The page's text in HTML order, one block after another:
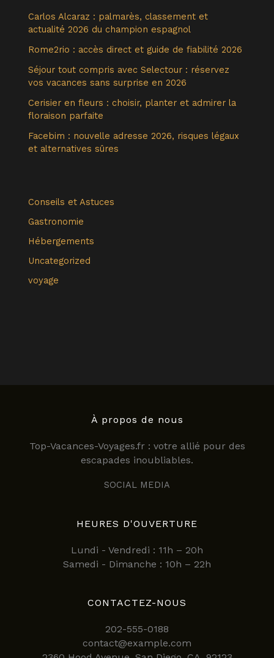
Carlos Alcaraz : palmarès, classement et
actualité 2026 du champion espagnol
Rome2rio : accès direct et guide de fiabilité 2026
Séjour tout compris avec Selectour : réservez
vos vacances sans surprise en 2026
Cerisier en fleurs : choisir, planter et admirer la
floraison parfaite
Facebim : nouvelle adresse 2026, risques légaux
et alternatives sûres
Conseils et Astuces
Gastronomie
Hébergements
Uncategorized
voyage
À propos de nous
Top-Vacances-Voyages.fr : votre allié pour des
escapades inoubliables.
SOCIAL MEDIA
HEURES D'OUVERTURE
Lundi - Vendredi : 11h – 20h
Samedi - Dimanche : 10h – 22h
CONTACTEZ-NOUS
202-555-0188
contact@example.com